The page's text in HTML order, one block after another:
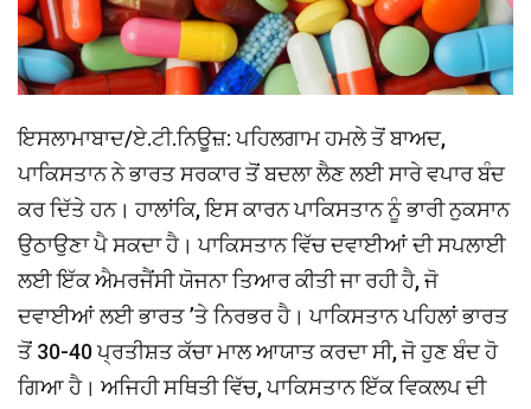
ਇਸਲਾਮਾਬਾਦ/ਏ.ਟੀ.ਨਿਊਜ਼: ਪਹਿਲਗਾਮ ਹਮਲੇ ਤੋਂ ਬਾਅਦ,
ਪਾਕਿਸਤਾਨ ਨੇ ਭਾਰਤ ਸਰਕਾਰ ਤੋਂ ਬਦਲਾ ਲੈਣ ਲਈ ਸਾਰੇ ਵਪਾਰ ਬੰਦ
ਕਰ ਦਿੱਤੇ ਹਨ। ਹਾਲਾਂਕਿ, ਇਸ ਕਾਰਨ ਪਾਕਿਸਤਾਨ ਨੂੰ ਭਾਰੀ ਨੁਕਸਾਨ
ਉਠਾਉਣਾ ਪੈ ਸਕਦਾ ਹੈ। ਪਾਕਿਸਤਾਨ ਵਿੱਚ ਦਵਾਈਆਂ ਦੀ ਸਪਲਾਈ
ਲਈ ਇੱਕ ਐਮਰਜੈਂਸੀ ਯੋਜਨਾ ਤਿਆਰ ਕੀਤੀ ਜਾ ਰਹੀ ਹੈ, ਜੋ
ਦਵਾਈਆਂ ਲਈ ਭਾਰਤ ’ਤੇ ਨਿਰਭਰ ਹੈ। ਪਾਕਿਸਤਾਨ ਪਹਿਲਾਂ ਭਾਰਤ
ਤੋਂ 30-40 ਪ੍ਰਤੀਸ਼ਤ ਕੱਚਾ ਮਾਲ ਆਯਾਤ ਕਰਦਾ ਸੀ, ਜੋ ਹੁਣ ਬੰਦ ਹੋ
ਗਿਆ ਹੈ। ਅਜਿਹੀ ਸਥਿਤੀ ਵਿੱਚ, ਪਾਕਿਸਤਾਨ ਇੱਕ ਵਿਕਲਪ ਦੀ